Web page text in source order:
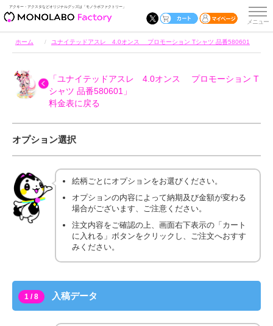
アクキー・アクスタなどオリジナルグッズは「モノラボファクトリー」
ホーム ユナイテッドアスレ 4.0オンス プロモーション Tシャツ 品番580601
「ユナイテッドアスレ 4.0オンス プロモーション T
シャツ 品番580601」
料金表に戻る
オプション選択
絵柄ごとにオプションをお選びください。
オプションの内容によって納期及び金額が変わる
場合がございます、ご注意ください。
注文内容をご確認の上、画面右下表示の「カート
に入れる」ボタンをクリックし、ご注文へおすす
みください。
1 / 8 入稿データ